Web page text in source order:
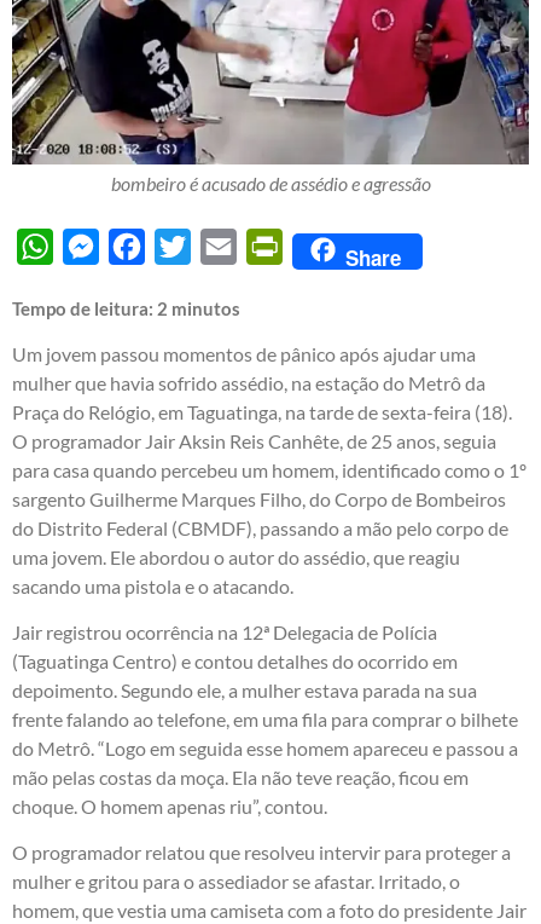
bombeiro é acusado de assédio e agressão
WhatsAppMessengerFacebook
Twitter Email PrintFriendly
Share
Tempo de leitura: 2 minutos
Um jovem passou momentos de pânico após ajudar uma
mulher que havia sofrido assédio, na estação do Metrô da
Praça do Relógio, em Taguatinga, na tarde de sexta-feira (18).
O programador Jair Aksin Reis Canhête, de 25 anos, seguia
para casa quando percebeu um homem, identificado como o 1º
sargento Guilherme Marques Filho, do Corpo de Bombeiros
do Distrito Federal (CBMDF), passando a mão pelo corpo de
uma jovem. Ele abordou o autor do assédio, que reagiu
sacando uma pistola e o atacando.
Jair registrou ocorrência na 12ª Delegacia de Polícia
(Taguatinga Centro) e contou detalhes do ocorrido em
depoimento. Segundo ele, a mulher estava parada na sua
frente falando ao telefone, em uma fila para comprar o bilhete
do Metrô. “Logo em seguida esse homem apareceu e passou a
mão pelas costas da moça. Ela não teve reação, ficou em
choque. O homem apenas riu”, contou.
O programador relatou que resolveu intervir para proteger a
mulher e gritou para o assediador se afastar. Irritado, o
homem, que vestia uma camiseta com a foto do presidente Jair